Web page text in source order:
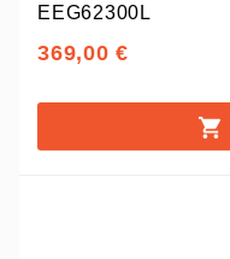
EEG62300L
369,00 €